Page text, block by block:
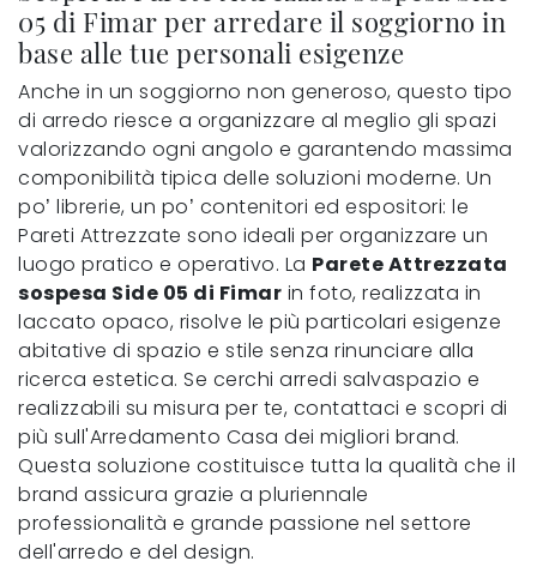
05 di Fimar per arredare il soggiorno in
base alle tue personali esigenze
Anche in un soggiorno non generoso, questo tipo
di arredo riesce a organizzare al meglio gli spazi
valorizzando ogni angolo e garantendo massima
componibilità tipica delle soluzioni moderne. Un
po’ librerie, un po’ contenitori ed espositori: le
Pareti Attrezzate sono ideali per organizzare un
luogo pratico e operativo. La Parete Attrezzata
sospesa Side 05 di Fimar in foto, realizzata in
laccato opaco, risolve le più particolari esigenze
abitative di spazio e stile senza rinunciare alla
ricerca estetica. Se cerchi arredi salvaspazio e
realizzabili su misura per te, contattaci e scopri di
più sull'Arredamento Casa dei migliori brand.
Questa soluzione costituisce tutta la qualità che il
brand assicura grazie a pluriennale
professionalità e grande passione nel settore
dell'arredo e del design.